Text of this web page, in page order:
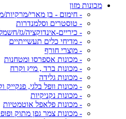
מכונות מזון
- חימום - בן מארי/מרקיות/
- טוסטרים וסלמנדרות
- כיריים-אינדוקציה/גז/
- מדיחי כלים תעשייתיים
- מוצרי חורף
- מכונות אספרסו ומטחנות
- מכונות ברד , מיץ וקרח
- מכונות גלידה
- מכונות וופל בלגי, פנקייק
- מכונות נקניקיות
- מכונות פלאפל אוטמטיות
- מכונות צמר גפן מתוק